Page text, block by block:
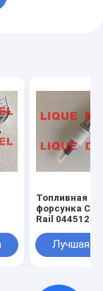
Топливная
форсунка
Rail
120 059 0 445
231 для
Лучшая